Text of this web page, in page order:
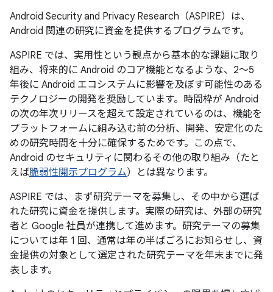
Android Security and Privacy Research（ASPIRE）は、
Android 関連の研究に資金を提供するプログラムです。
ASPIRE では、実用性という観点から基本的な課題に取り
組み、将来的に Android のコア機能となるような、2～5
年後に Android エコシステムに影響を及ぼす可能性のある
テクノロジーの開発を奨励しています。時間枠が Android
の次の年次リリースを超えて設定されているのは、機能を
プラットフォームに組み込む前の分析、開発、安定化のた
めの研究時間を十分に確保するためです。この点で、
Android のセキュリティに関わるその他の取り組み（たと
えば脆弱性開示プログラム）とは異なります。
ASPIRE では、まず研究テーマを募集し、その中から選ば
れた研究に資金を提供します。実際の研究は、外部の研究
者と Google 社員が連携して進めます。研究テーマの募集
については年 1 回、通常は年の半ばごろにお知らせし、資
金提供の対象として選定された研究テーマを年末までに発
表します。